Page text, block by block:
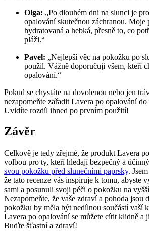
Olga: „Po dlouhém dni na slunci je
opalování skutečnou záchranou. Moje
hydratovaná a hebká, přesně to, co
pláži.“
Pavel: „Nejlepší věc na pokožku po
použil. Vážně doporučuji všem, kteří
opalování.“
Pokud se chystáte na dovolenou nebo jen
nezapomeňte zařadit Lavera po opalování
Uvidíte rozdíl ihned po prvním použití!
Závěr
Celkově je tedy zřejmé, že produkt Lavera
volbou pro ty, kteří hledají bezpečný a
svou pokožku před slunečními paprsky.
že tato recenze vás inspiruje k tomu, abyste
sami a posunuli svoji péči o pokožku na
Nezapomeňte, že vaše zdraví a pohoda jsou
pokožku by měla být nedílnou součástí vaší
Lavera po opalování se můžete cítit klidně a
Buďte šťastní a zdraví!